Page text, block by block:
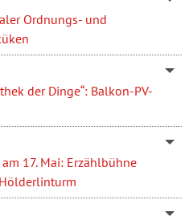
Ordnungs- und
der Dinge“: Balkon-PV-
17. Mai: Erzählbühne